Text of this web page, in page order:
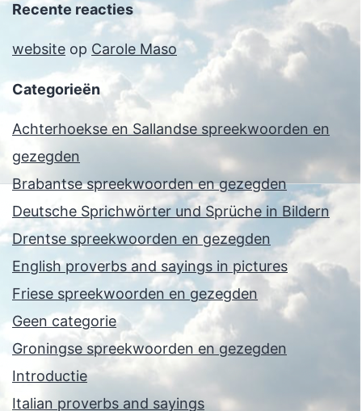
Recente reacties
website op Carole Maso
Categorieën
Achterhoekse en Sallandse spreekwoorden en
gezegden
Brabantse spreekwoorden en gezegden
Deutsche Sprichwörter und Sprüche in Bildern
Drentse spreekwoorden en gezegden
English proverbs and sayings in pictures
Friese spreekwoorden en gezegden
Geen categorie
Groningse spreekwoorden en gezegden
Introductie
Italian proverbs and sayings